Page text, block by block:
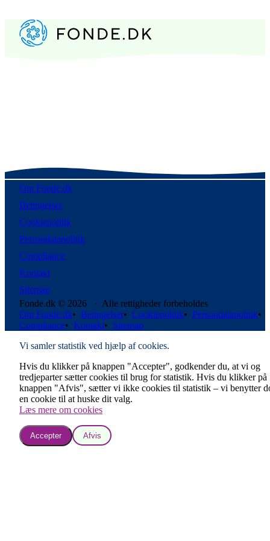
Om Fonde.dk
Betingelser
Cookiepolitik
Persondatapolitik
Compliance
Kontakt
Sitemap
Fonde.dk © 2026 · Alle rettigheder forbeholdes
Om Fonde.dk• Betingelser• Cookiepolitik• Persondatapolitik•
Compliance• Kontakt• Sitemap
Vi samler statistik ved hjælp af cookies.
Hvis du klikker på knappen "Accepter", godkender du, at vi og
tredjeparter sætter cookies til brug for statistik. Hvis du klikker på
knappen "Afvis", sætter vi ikke cookies til statistik – vi benytter
en cookie til at huske dit valg.
Læs mere om cookies
Accepter Afvis